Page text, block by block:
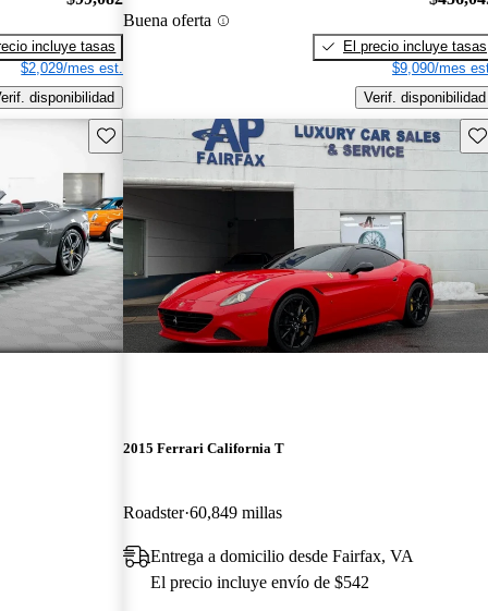
incluye tasas
$2,029/mes est.
disponibilidad
Buena oferta
El precio incluye tasas
$9,090/mes
Verif. disponibilidad
Guarda este Aviso
2015 Ferrari California T
Roadster 60,849 millas
Entrega a domicilio desde Fairfax, VA
El precio incluye envío de $542